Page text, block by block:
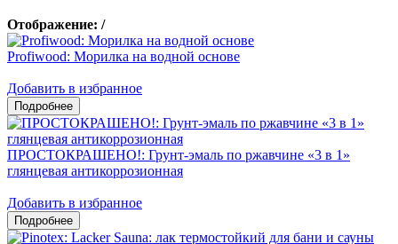
Отображение: /
Profiwood: Морилка на водной основе
Добавить в избранное
ПРОСТОКРАШЕНО!: Грунт-эмаль по ржавчине «3 в 1»
глянцевая антикоррозионная
Добавить в избранное